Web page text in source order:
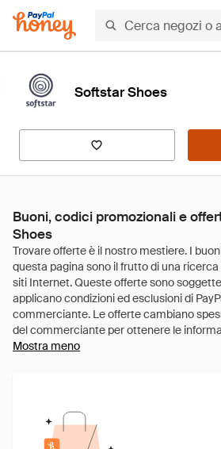
Softstar Shoes
Buoni, codici promozionali e
Shoes
Mostra meno